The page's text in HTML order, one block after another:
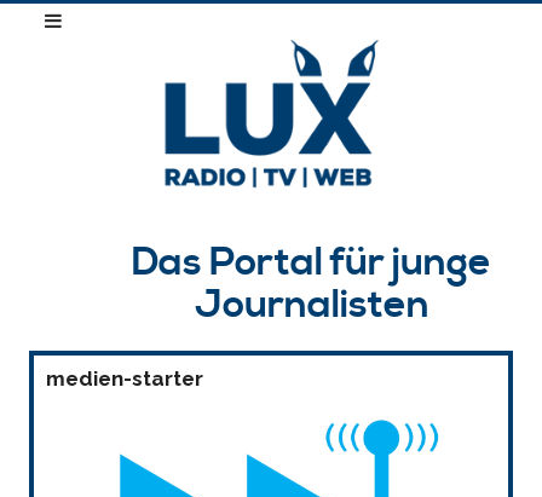
Das Portal für junge
Journalisten
medien-starter